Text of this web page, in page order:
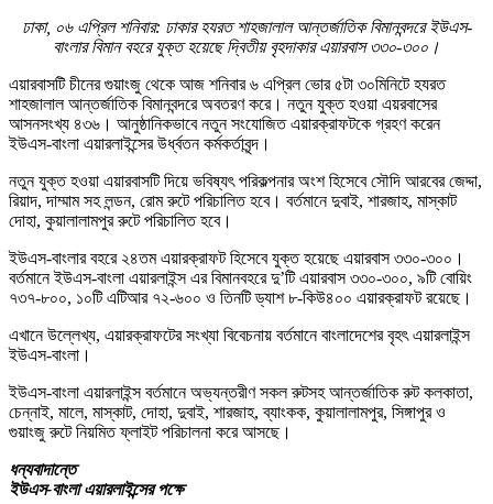
ঢাকা, ০৬ এপ্রিল শনিবার: ঢাকার হযরত শাহজালাল আন্তর্জাতিক বিমানবন্দরে ইউএস-
বাংলার বিমান বহরে যুক্ত হয়েছে দ্বিতীয় বৃহদাকার এয়ারবাস ৩৩০-৩০০।
এয়ারবাসটি চীনের গুয়াংজু থেকে আজ শনিবার ৬ এপ্রিল ভোর ৫টা ৩০মিনিটে হযরত
শাহজালাল আন্তর্জাতিক বিমানবন্দরে অবতরণ করে। নতুন যুক্ত হওয়া এয়রবাসের
আসনসংখ্য ৪৩৬। আনুষ্ঠানিকভাবে নতুন সংযোজিত এয়ারক্রাফটকে গ্রহণ করেন
ইউএস-বাংলা এয়ারলাইন্সের উর্ধ্বতন কর্মকর্তাবৃন্দ।
নতুন যুক্ত হওয়া এয়ারবাসটি দিয়ে ভবিষ্যৎ পরিকল্পনার অংশ হিসেবে সৌদি আরবের জেদ্দা,
রিয়াদ, দাম্মাম সহ লন্ডন, রোম রুটে পরিচালিত হবে। বর্তমানে দুবাই, শারজাহ, মাস্কাট
দোহা, কুয়ালালামপুর রুটে পরিচালিত হবে।
ইউএস-বাংলার বহরে ২৪তম এয়ারক্রাফট হিসেবে যুক্ত হয়েছে এয়ারবাস ৩৩০-৩০০।
বর্তমানে ইউএস-বাংলা এয়ারলাইন্স এর বিমানবহরে দু’টি এয়ারবাস ৩৩০-৩০০, ৯টি বোয়িং
৭৩৭-৮০০, ১০টি এটিআর ৭২-৬০০ ও তিনটি ড্যাশ ৮-কিউ৪০০ এয়ারক্রাফট রয়েছে।
এখানে উল্লেখ্য, এয়ারক্রাফটের সংখ্যা বিবেচনায় বর্তমানে বাংলাদেশের বৃহৎ এয়ারলাইন্স
ইউএস-বাংলা।
ইউএস-বাংলা এয়ারলাইন্স বর্তমানে অভ্যন্তরীণ সকল রুটসহ আন্তর্জাতিক রুট কলকাতা,
চেন্নাই, মালে, মাস্কাট, দোহা, দুবাই, শারজাহ, ব্যাংকক, কুয়ালালামপুর, সিঙ্গাপুর ও
গুয়াংজু রুটে নিয়মিত ফ্লাইট পরিচালনা করে আসছে।
ধন্যবাদান্তে
ইউএস-বাংলা এয়ারলাইন্সের পক্ষে